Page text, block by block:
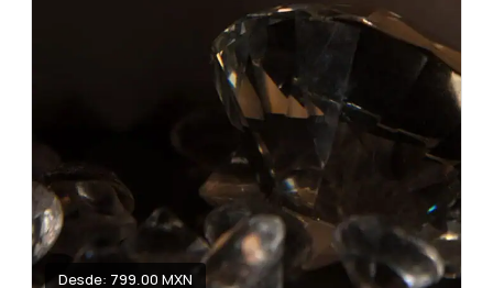
Desde: 799.00 MXN